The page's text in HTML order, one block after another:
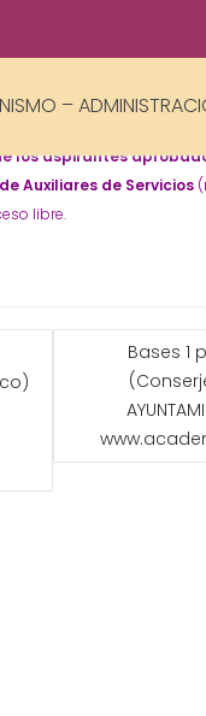
–
- ADMINISTRACIÓN,
publicado en el D.O.E.,
los aspirantes
Auxiliares de Servicios
libre.
Bases 1